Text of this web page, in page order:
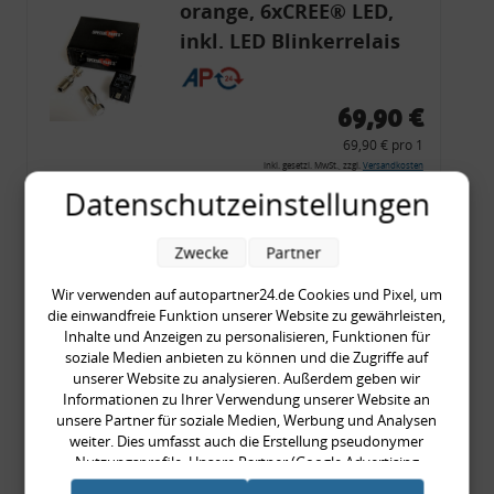
orange, 6xCREE® LED,
inkl. LED Blinkerrelais
CF 14
69,90 €
69,90 € pro 1
inkl. gesetzl. MwSt., zzgl. Versandkosten
Merkzettel
Zum Artikel
Rückleuchtenband mit
Blinker, rot, US-Ecken,
Audi 80 Cabrio, Typ 89,
OE-Nr.: 8G0945225 +
8G0945225C
999,99 €
Datenschutzeinstellungen
Wir verwenden auf autopartner24.de Cookies und Pixel, um
die einwandfreie Funktion unserer Website zu gewährleisten,
Inhalte und Anzeigen zu personalisieren, Funktionen für
soziale Medien anbieten zu können und die Zugriffe auf
unserer Website zu analysieren. Außerdem geben wir
Informationen zu Ihrer Verwendung unserer Website an
unsere Partner für soziale Medien, Werbung und Analysen
weiter. Dies umfasst auch die Erstellung pseudonymer
Nutzungsprofile. Unsere Partner (Google Advertising
Products) führen diese Informationen möglicherweise mit
Zwecke Partner